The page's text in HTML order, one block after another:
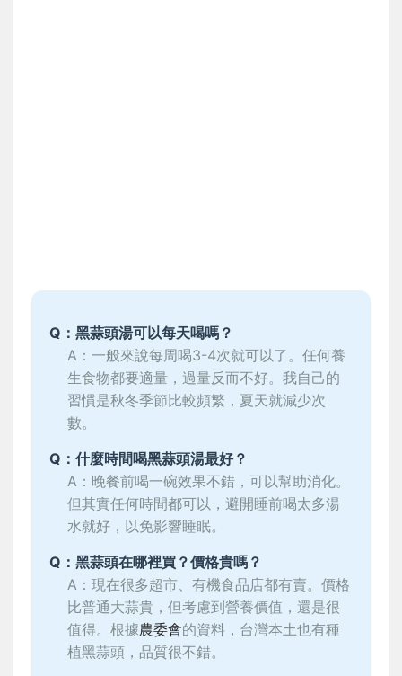
Q：黑蒜頭湯可以每天喝嗎？
A：一般來說每周喝3-4次就可以了。任何養
生食物都要適量，過量反而不好。我自己的
習慣是秋冬季節比較頻繁，夏天就減少次
數。
Q：什麼時間喝黑蒜頭湯最好？
A：晚餐前喝一碗效果不錯，可以幫助消化。
但其實任何時間都可以，避開睡前喝太多湯
水就好，以免影響睡眠。
Q：黑蒜頭在哪裡買？價格貴嗎？
A：現在很多超市、有機食品店都有賣。價格
比普通大蒜貴，但考慮到營養價值，還是很
值得。根據農委會的資料，台灣本土也有種
植黑蒜頭，品質很不錯。